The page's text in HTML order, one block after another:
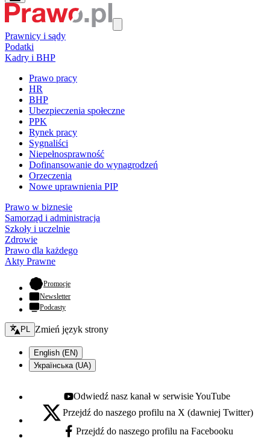
Prawnicy i sądy
Podatki
Kadry i BHP
Prawo pracy
HR
BHP
Ubezpieczenia społeczne
PPK
Rynek pracy
Sygnaliści
Niepełnosprawność
Dofinansowanie do wynagrodzeń
Orzeczenia
Nowe uprawnienia PIP
Prawo w biznesie
Samorząd i administracja
Szkoły i uczelnie
Zdrowie
Prawo dla każdego
Akty Prawne
Promocje- otwiera się w nowej karcie
Newsletter
Podcasty
Zmień język - bieżący:
PL Zmień język strony
English (EN)
Українська (UA)
Youtube - otwiera się w nowej karcie
Odwiedź nasz kanał w serwisie YouTube
X - otwiera się w nowej karcie
Przejdź do naszego profilu na X (dawniej Twitter)
Facebook - otwiera się w nowej karcie
Przejdź do naszego profilu na Facebooku